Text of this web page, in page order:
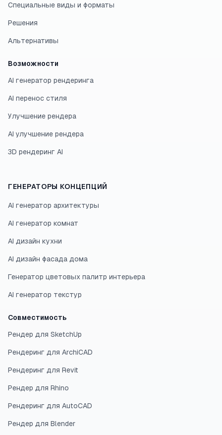
Специальные виды и форматы
Решения
Альтернативы
Возможности
AI генератор рендеринга
AI перенос стиля
Улучшение рендера
AI улучшение рендера
3D рендеринг AI
ГЕНЕРАТОРЫ КОНЦЕПЦИЙ
AI генератор архитектуры
AI генератор комнат
AI дизайн кухни
AI дизайн фасада дома
Генератор цветовых палитр интерьера
AI генератор текстур
Совместимость
Рендер для SketchUp
Рендеринг для ArchiCAD
Рендеринг для Revit
Рендер для Rhino
Рендеринг для AutoCAD
Рендер для Blender